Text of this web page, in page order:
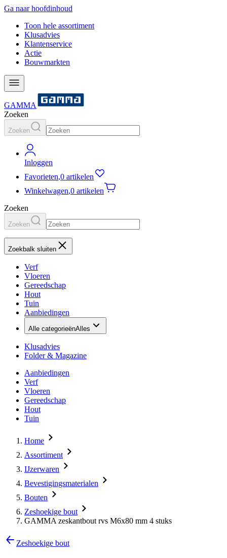
Ga naar hoofdinhoud
Toon hele assortiment
Klusadvies
Klantenservice
Actie
Bouwmarkten
GAMMA
Zoeken
Zoeken
Inloggen
Favorieten,0 artikelen
Winkelwagen,0 artikelen
Zoeken
Zoeken
Zoekbalk sluiten
Verf
Vloeren
Gereedschap
Hout
Tuin
Aanbiedingen
Alle categorieënAlles
Klusadvies
Folder & Magazine
Aanbiedingen
Verf
Vloeren
Gereedschap
Hout
Tuin
Home
Assortiment
IJzerwaren
Bevestigingsmaterialen
Bouten
Zeshoekige bout
GAMMA zeskantbout rvs M6x80 mm 4 stuks
Zeshoekige bout